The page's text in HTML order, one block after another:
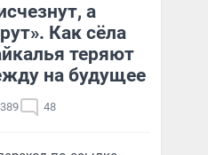
а
Как сёла
теряют
на будущее
48